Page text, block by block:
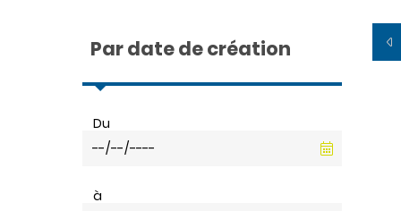
Par date de création
Du
à